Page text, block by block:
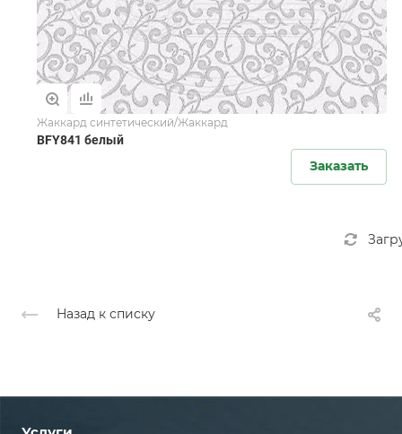
Жаккард синтетический/Жаккард
BFY841 белый
Заказать
Назад к списку